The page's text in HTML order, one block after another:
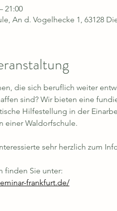
21:00
An d. Vogelhecke 1, 63128
die sich beruflich weiter
sind? Wir bieten eine
Hilfestellung in der
einer Waldorfschule.
sehr herzlich zum
finden Sie unter:
frankfurt.de/